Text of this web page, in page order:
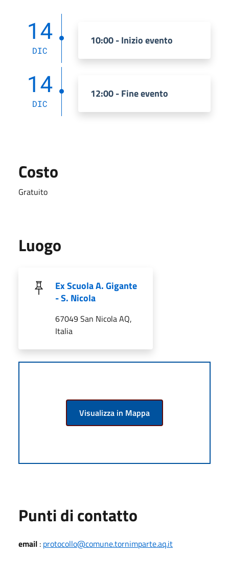
14
DIC
10:00 - Inizio evento
14
DIC
12:00 - Fine evento
Costo
Gratuito
Luogo
Ex Scuola A. Gigante
- S. Nicola
67049 San Nicola AQ,
Italia
Visualizza in Mappa
Punti di contatto
email : protocollo@comune.tornimparte.aq.it